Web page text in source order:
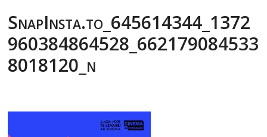
SnapInsta.to_645614344_1372
960384864528_662179084533
8018120_n